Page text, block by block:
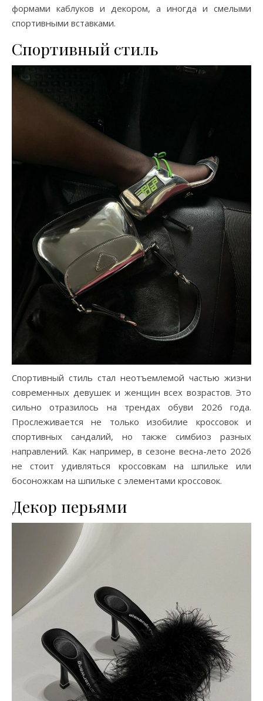
формами каблуков и декором, а иногда и смелыми
спортивными вставками.
Спортивный стиль
Спортивный стиль стал неотъемлемой частью жизни
современных девушек и женщин всех возрастов. Это
сильно отразилось на трендах обуви 2026 года.
Прослеживается не только изобилие кроссовок и
спортивных сандалий, но также симбиоз разных
направлений. Как например, в сезоне весна-лето 2026
не стоит удивляться кроссовкам на шпильке или
босоножкам на шпильке с элементами кроссовок.
Декор перьями